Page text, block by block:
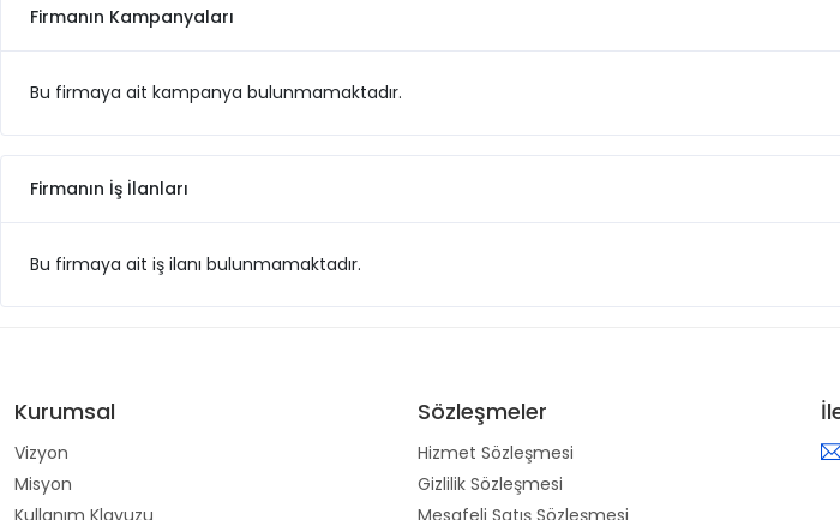
Firmanın Kampanyaları
Bu firmaya ait kampanya bulunmamaktadır.
Firmanın İş İlanları
Bu firmaya ait iş ilanı bulunmamaktadır.
Kurumsal
Vizyon
Misyon
Kullanım Klavuzu
Sözleşmeler
Hizmet Sözleşmesi
Gizlilik Sözleşmesi
Mesafeli Satış Sözleşmesi